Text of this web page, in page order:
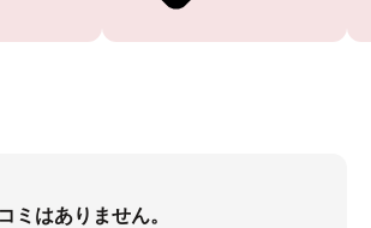
ミはありません。